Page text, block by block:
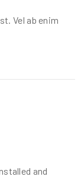
Vel ab enim
and